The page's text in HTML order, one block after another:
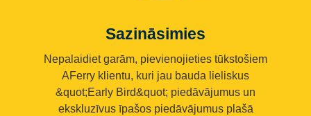
Sazināsimies
Nepalaidiet garām, pievienojieties tūkstošiem
AFerry klientu, kuri jau bauda lieliskus
&quot;Early Bird&quot; piedāvājumus un
ekskluzīvus īpašos piedāvājumus plašā